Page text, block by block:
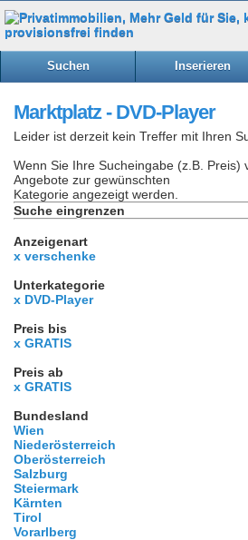
Suchen Inserieren
Marktplatz - DVD-Player
Leider ist derzeit kein Treffer mit Ihren
Wenn Sie Ihre Sucheingabe (z.B. Preis)
Angebote zur gewünschten
Kategorie angezeigt werden.
Suche eingrenzen
Anzeigenart
x verschenke
Unterkategorie
x DVD-Player
Preis bis
x GRATIS
Preis ab
x GRATIS
Bundesland
Wien
Niederösterreich
Oberösterreich
Salzburg
Steiermark
Kärnten
Tirol
Vorarlberg